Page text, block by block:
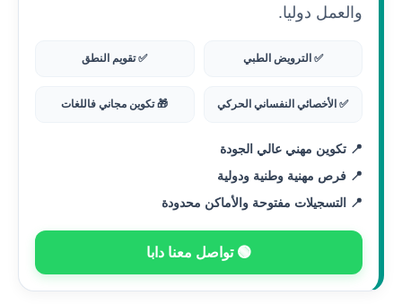
والعمل دوليا.
✅ الترويض الطبي ✅ تقويم النطق
✅ الأخصائي النفساني الحركي 🎁 تكوين مجاني فاللغات
📍 تكوين مهني عالي الجودة
📍 فرص مهنية وطنية ودولية
📍 التسجيلات مفتوحة والأماكن محدودة
🟢 تواصل معنا دابا